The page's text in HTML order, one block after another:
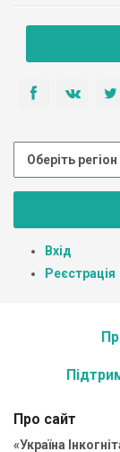
Вхід
Реєстрація
Про сайт
«Україна